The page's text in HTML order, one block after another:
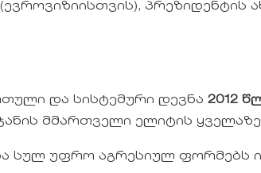
პრეზიდენტის
და სისტემური დევნა 2012
მმართველი ელიტის ყველაზე
სულ უფრო აგრესიულ ფორმებს